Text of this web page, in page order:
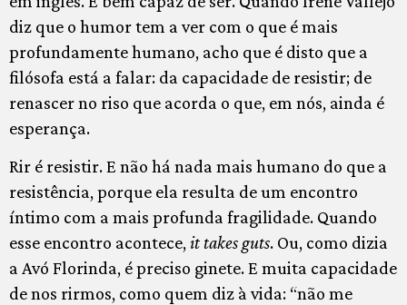
diz que o humor tem a ver com o que é mais
profundamente humano, acho que é disto que a
filósofa está a falar: da capacidade de resistir; de
renascer no riso que acorda o que, em nós, ainda é
esperança.
Rir é resistir. E não há nada mais humano do que a
resistência, porque ela resulta de um encontro
íntimo com a mais profunda fragilidade. Quando
esse encontro acontece, it takes guts. Ou, como dizia
a Avó Florinda, é preciso ginete. E muita capacidade
de nos rirmos, como quem diz à vida: “não me